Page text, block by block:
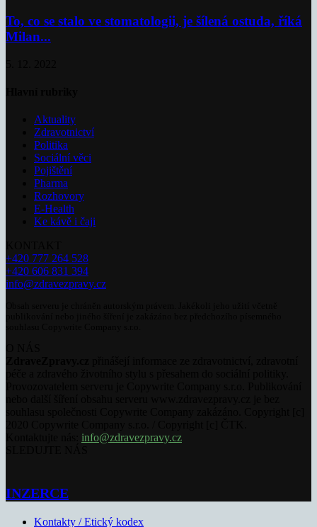
To, co se stalo ve stomatologii, je šílená ostuda, říká
Milan...
Aktuality
Zdravotnictví
Politika
Sociální věci
Pojištění
Pharma
Rozhovory
E-Health
Ke kávě i čaji
+420 777 264 528
+420 606 831 394
info@zdravezpravy.cz
info@zdravezpravy.cz
INZERCE
Kontakty / Etický kodex